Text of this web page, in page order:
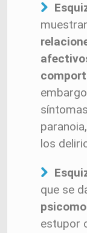
los
que se
estupor